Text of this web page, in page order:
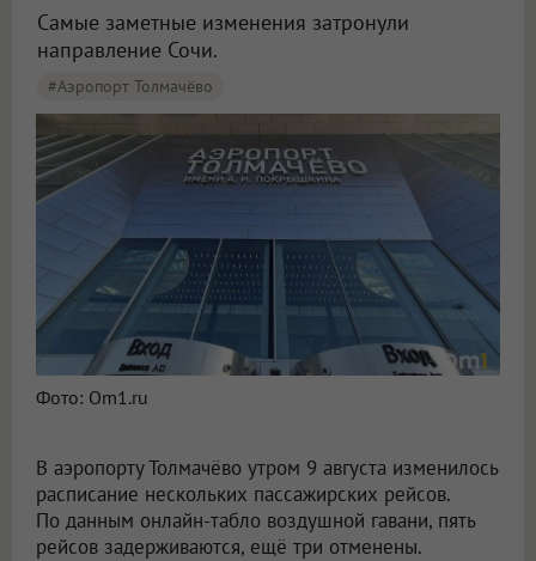
Самые заметные изменения затронули
направление Сочи.
#Аэропорт Толмачёво
Фото: Om1.ru
В аэропорту Толмачёво утром 9 августа изменилось
расписание нескольких пассажирских рейсов.
По данным онлайн-табло воздушной гавани, пять
рейсов задерживаются, ещё три отменены.